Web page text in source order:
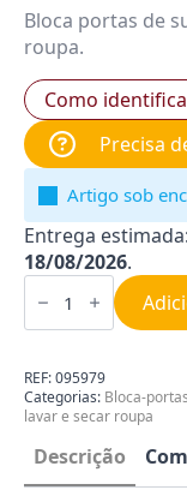
Bloca portas de
roupa.
Como
Precisa
Artigo sob
Entrega
18/08/2026.
Quantidade
de
Portas
Máquina
Lavar
Roupa
Ariston
C00095979
REF:095979
Categorias: Bloca-
lavar e secar roupa
Descrição